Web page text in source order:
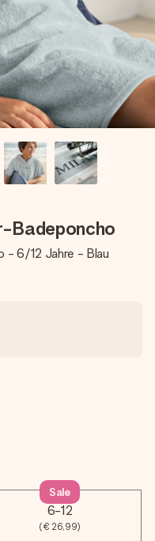
Schritten – mit
Nachricht von
für den perfekten
Badeponcho
- 6/12 Jahre - Blau
6-12
(€ 26,99)
Sale